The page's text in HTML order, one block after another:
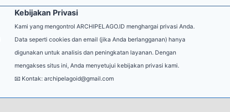
Kebijakan Privasi
Kami yang mengontrol ARCHIPELAGO.ID menghargai privasi Anda.
Data seperti cookies dan email (jika Anda berlangganan) hanya
digunakan untuk analisis dan peningkatan layanan. Dengan
mengakses situs ini, Anda menyetujui kebijakan privasi kami.
📧 Kontak: archipelagoid@gmail.com